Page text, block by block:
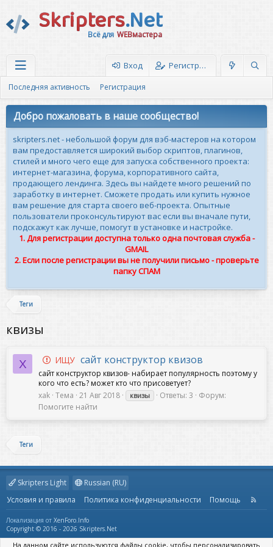
Skripters.Net
Всё для WEBмастера
Вход Регистрация
Последняя активность Регистрация
Добро пожаловать в наше сообщество!
skripters.net - небольшой форум для вэб-мастеров на котором
вам предоставляется широкий выбор скриптов, плагинов,
стилей и много чего еще для запуска собственного проекта:
интернет-магазина, форума, корпоративного сайта,
продающего лендинга. Здесь вы найдете много решений по
заработку в интернет. Сможете продать или купить нужное
вам решение для старта своего веб-проекта. Опытные
пользователи проконсультируют вас если вы вначале пути,
подскажут как лучше, помогут в установке и настройке.
1. Для регистрации доступна только одна почтовая служба -
GMAIL
2. Если после регистрации вы не получили письмо - проверьте
папку СПАМ
Теги
квизы
X ИЩУ сайт конструктор квизов
сайт конструктор квизов- набирает популярность поэтому у
кого что есть? может кто что присоветует?
xak Тема 21 Авг 2018 квизы Ответы: 3
Форум:
Помогите найти
Теги
Skripters Light
Russian (RU)
Условия и правила
Политика конфиденциальности Помощь
R
Локализация от XenForo.Info
Copyright © 2016 - 2026 Skripters.Net
На данном сайте используются файлы cookie, чтобы персонализировать